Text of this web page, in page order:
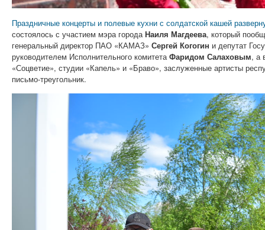
Праздничные концерты и полевые кухни с солдатской кашей
состоялось с участием мэра городаНаиля Магдеева, который
генеральный директор ПАО «КАМАЗ» Сергей Когогин и депутат
руководителем Исполнительного комитетаФаридом Салаховым, а
«Соцветие», студии «Капель» и «Браво», заслуженные артисты
письмо-треугольник.